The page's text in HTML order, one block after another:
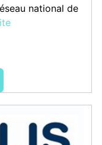
national de